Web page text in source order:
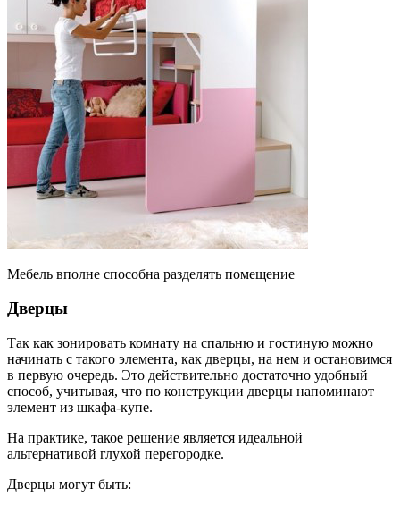
Мебель вполне способна разделять помещение
Дверцы
Так как зонировать комнату на спальню и гостиную можно
начинать с такого элемента, как дверцы, на нем и остановимся
в первую очередь. Это действительно достаточно удобный
способ, учитывая, что по конструкции дверцы напоминают
элемент из шкафа-купе.
На практике, такое решение является идеальной
альтернативой глухой перегородке.
Дверцы могут быть: